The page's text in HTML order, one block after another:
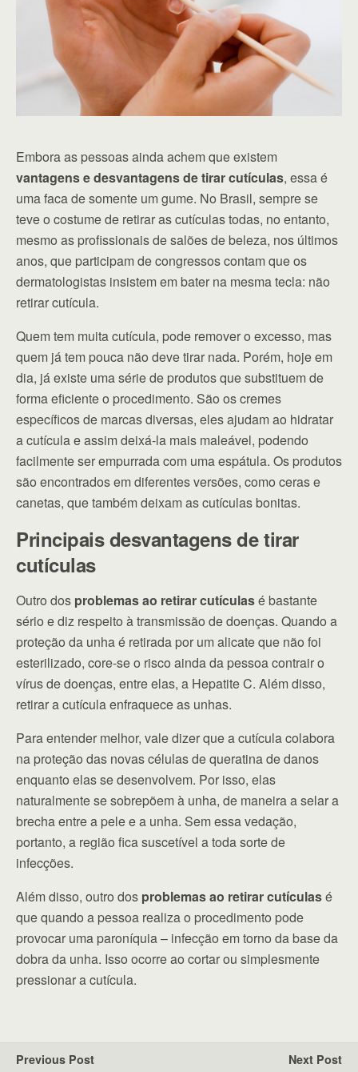
Embora as pessoas ainda achem que existem
vantagens e desvantagens de tirar cutículas, essa é
uma faca de somente um gume. No Brasil, sempre se
teve o costume de retirar as cutículas todas, no entanto,
mesmo as profissionais de salões de beleza, nos últimos
anos, que participam de congressos contam que os
dermatologistas insistem em bater na mesma tecla: não
retirar cutícula.
Quem tem muita cutícula, pode remover o excesso, mas
quem já tem pouca não deve tirar nada. Porém, hoje em
dia, já existe uma série de produtos que substituem de
forma eficiente o procedimento. São os cremes
específicos de marcas diversas, eles ajudam ao hidratar
a cutícula e assim deixá-la mais maleável, podendo
facilmente ser empurrada com uma espátula. Os produtos
são encontrados em diferentes versões, como ceras e
canetas, que também deixam as cutículas bonitas.
Principais desvantagens de tirar
cutículas
Outro dos problemas ao retirar cutículasé bastante
sério e diz respeito à transmissão de doenças. Quando a
proteção da unha é retirada por um alicate que não foi
esterilizado, core-se o risco ainda da pessoa contrair o
vírus de doenças, entre elas, a Hepatite C. Além disso,
retirar a cutícula enfraquece as unhas.
Para entender melhor, vale dizer que a cutícula colabora
na proteção das novas células de queratina de danos
enquanto elas se desenvolvem. Por isso, elas
naturalmente se sobrepõem à unha, de maneira a selar a
brecha entre a pele e a unha. Sem essa vedação,
portanto, a região fica suscetível a toda sorte de
infecções.
Além disso, outro dos problemas ao retirar cutículasé
que quando a pessoa realiza o procedimento pode
provocar uma paroníquia – infecção em torno da base da
dobra da unha. Isso ocorre ao cortar ou simplesmente
pressionar a cutícula.
Previous Post Next Post